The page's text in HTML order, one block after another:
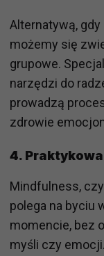
Alternatywą,
możemy się
grupowe.
narzędzi do
prowadzą
zdrowie
4.
Mindfulness,
polega na byciu
momencie, bez
myśli czy